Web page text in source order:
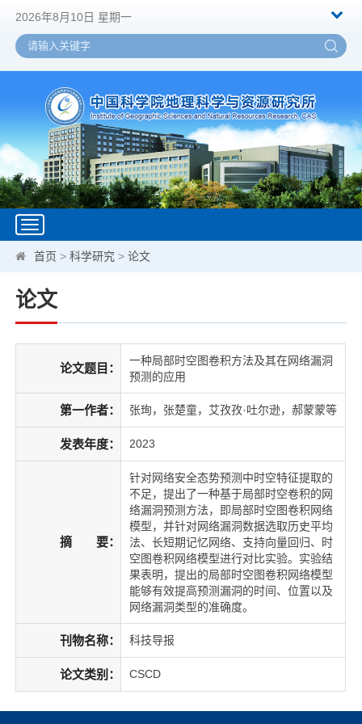
2026年8月10日 星期一
Toggle
navigation
首页 >科学研究 >论文
论文
论文题目：
一种局部时空图卷积方法及其在网络漏洞
预测的应用
第一作者： 张珣，张楚童，艾孜孜·吐尔逊，郝蒙蒙等
发表年度： 2023
摘 要：
针对网络安全态势预测中时空特征提取的
不足，提出了一种基于局部时空卷积的网
络漏洞预测方法，即局部时空图卷积网络
模型，并针对网络漏洞数据选取历史平均
法、长短期记忆网络、支持向量回归、时
空图卷积网络模型进行对比实验。实验结
果表明，提出的局部时空图卷积网络模型
能够有效提高预测漏洞的时间、位置以及
网络漏洞类型的准确度。
刊物名称： 科技导报
论文类别： CSCD